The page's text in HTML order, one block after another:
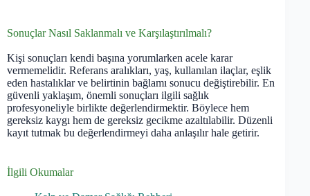
Sonuçlar Nasıl Saklanmalı ve Karşılaştırılmalı?
Kişi sonuçları kendi başına yorumlarken acele karar
vermemelidir. Referans aralıkları, yaş, kullanılan ilaçlar, eşlik
eden hastalıklar ve belirtinin bağlamı sonucu değiştirebilir. En
güvenli yaklaşım, önemli sonuçları ilgili sağlık
profesyoneliyle birlikte değerlendirmektir. Böylece hem
gereksiz kaygı hem de gereksiz gecikme azaltılabilir. Düzenli
kayıt tutmak bu değerlendirmeyi daha anlaşılır hale getirir.
İlgili Okumalar